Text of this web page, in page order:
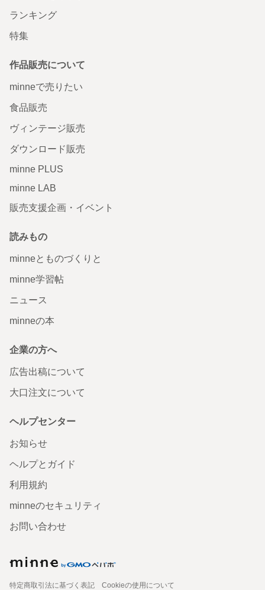
ランキング
特集
作品販売について
minneで売りたい
食品販売
ヴィンテージ販売
ダウンロード販売
minne PLUS
minne LAB
販売支援企画・イベント
読みもの
minneとものづくりと
minne学習帖
ニュース
minneの本
企業の方へ
広告出稿について
大口注文について
ヘルプセンター
お知らせ
ヘルプとガイド
利用規約
minneのセキュリティ
お問い合わせ
特定商取引法に基づく表記
Cookieの使用について